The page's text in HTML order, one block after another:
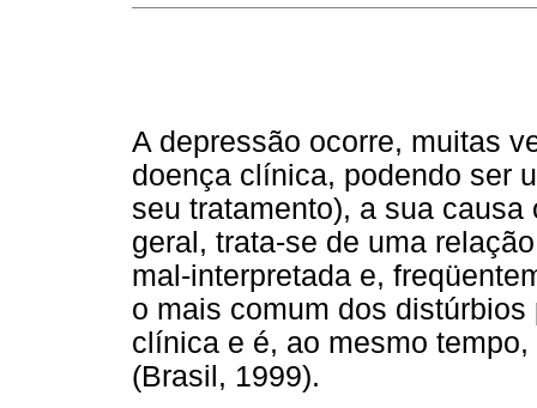
A depressão ocorre, muitas
doença clínica, podendo ser
seu tratamento), a sua
geral, trata-se de uma
mal-interpretada e,
o mais comum dos
clínica e é, ao mesmo
(Brasil, 1999).